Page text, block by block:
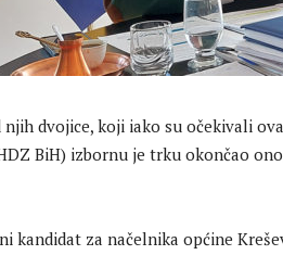
dvojice, koji iako su očekivali
BiH) izbornu je trku okončao
kandidat za načelnika općine